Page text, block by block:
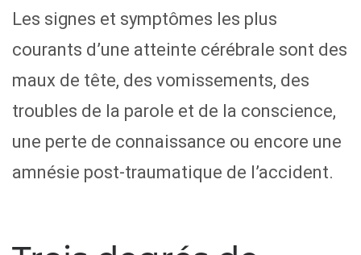
Les signes et symptômes les plus
courants d’une atteinte cérébrale sont des
maux de tête, des vomissements, des
troubles de la parole et de la conscience,
une perte de connaissance ou encore une
amnésie post-traumatique de l’accident.